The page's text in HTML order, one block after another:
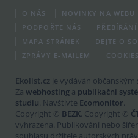
O NÁS NOVINKY NA WEBU
PODPOŘTE NÁS
MAPA STRÁNEK
DEJTE O
ZPRÁVY E-MAILEM
COOKIES
Ekolist.cz je vydáván občanským
Za webhosting a publikační
studiu. Navštivte Ecomonitor.
Copyright © BEZK. Copyright ©
vyhrazena. Publikování nebo
souhlasu držitele autorských práv